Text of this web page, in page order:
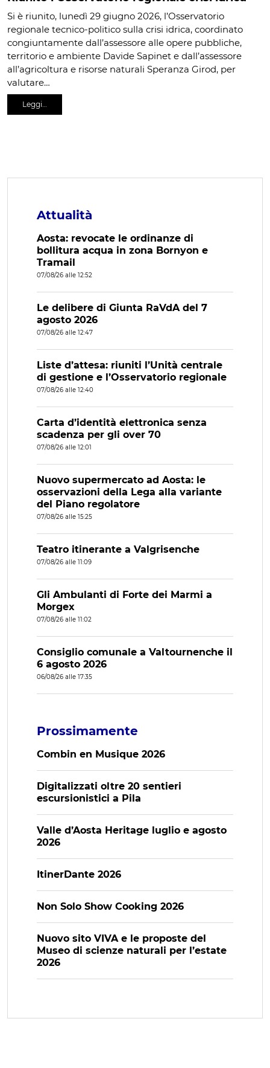
Si è riunito, lunedì 29 giugno 2026, l’Osservatorio
regionale tecnico-politico sulla crisi idrica, coordinato
congiuntamente dall’assessore alle opere pubbliche,
territorio e ambiente Davide Sapinet e dall’assessore
all’agricoltura e risorse naturali Speranza Girod, per
valutare…
Leggi…
Attualità
Aosta: revocate le ordinanze di
bollitura acqua in zona Bornyon e
Tramail
07/08/26 alle 12:52
Le delibere di Giunta RaVdA del 7
agosto 2026
07/08/26 alle 12:47
Liste d’attesa: riuniti l’Unità centrale
di gestione e l’Osservatorio regionale
07/08/26 alle 12:40
Carta d’identità elettronica senza
scadenza per gli over 70
07/08/26 alle 12:01
Nuovo supermercato ad Aosta: le
osservazioni della Lega alla variante
del Piano regolatore
07/08/26 alle 15:25
Teatro itinerante a Valgrisenche
07/08/26 alle 11:09
Gli Ambulanti di Forte dei Marmi a
Morgex
07/08/26 alle 11:02
Consiglio comunale a Valtournenche il
6 agosto 2026
06/08/26 alle 17:35
Prossimamente
Combin en Musique 2026
Digitalizzati oltre 20 sentieri
escursionistici a Pila
Valle d’Aosta Heritage luglio e agosto
2026
ItinerDante 2026
Non Solo Show Cooking 2026
Nuovo sito VIVA e le proposte del
Museo di scienze naturali per l’estate
2026